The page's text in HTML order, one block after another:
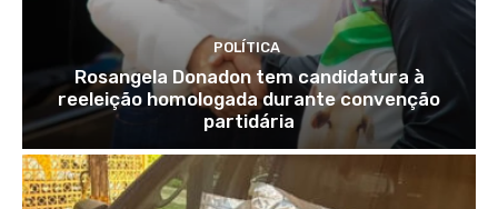
POLÍTICA
Rosangela Donadon tem candidatura à
reeleição homologada durante convenção
partidária